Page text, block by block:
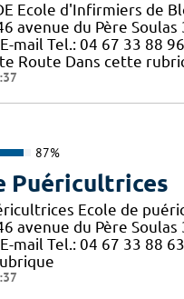
Ecole d'Infirmiers de
avenue du Père Soulas
E-mail Tel.: 04 67 33 88
Route Dans cette
87%
Puéricultrices
Ecole de
avenue du Père Soulas
E-mail Tel.: 04 67 33 88